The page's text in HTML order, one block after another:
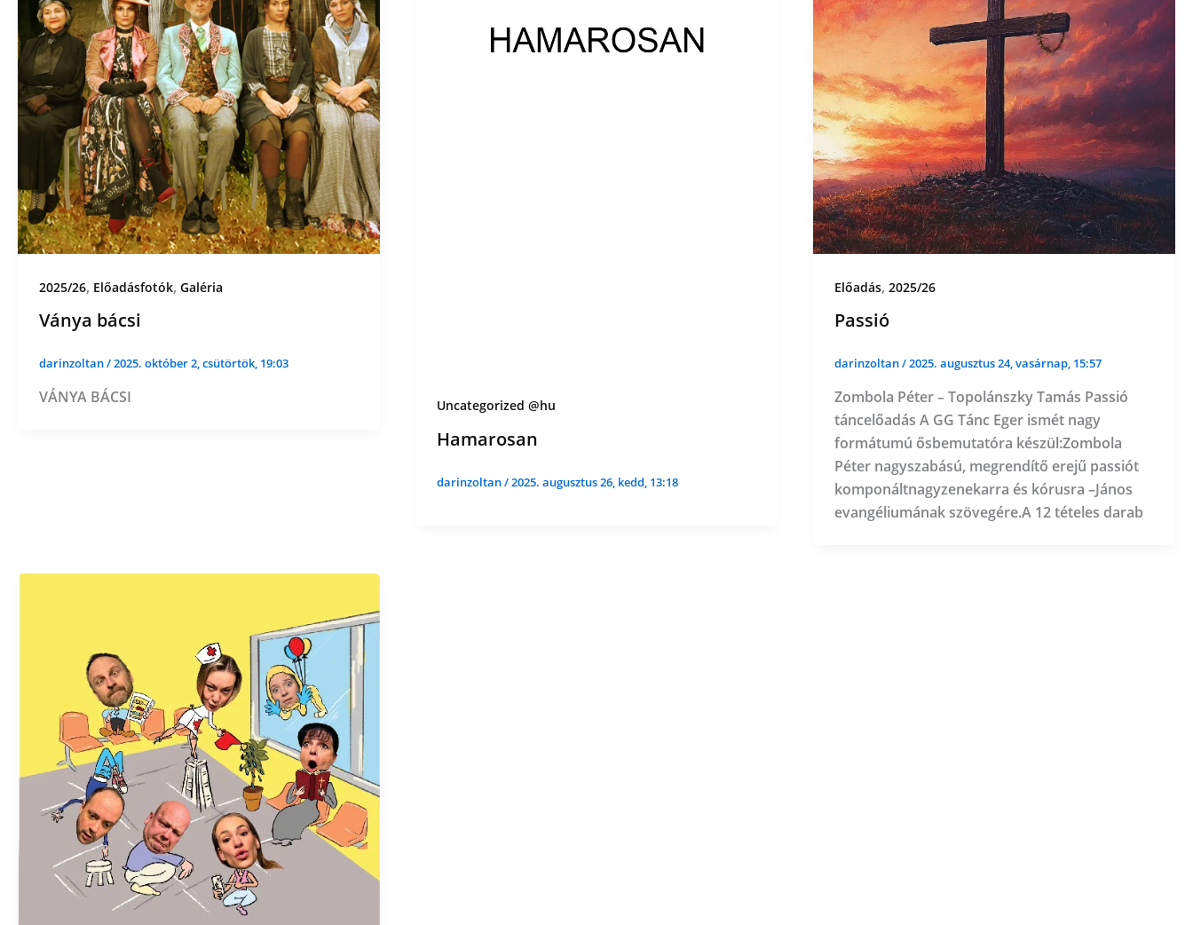
2025/26, Előadásfotók, Galéria
Ványa bácsi
darinzoltan/2025. október 2, csütörtök, 19:03
VÁNYA BÁCSI Uncategorized @hu
Hamarosan
darinzoltan/2025. augusztus 26, kedd, 13:18
Előadás, 2025/26
Passió
darinzoltan/2025. augusztus 24, vasárnap, 15:57
Zombola Péter – Topolánszky Tamás Passió
táncelőadás A GG Tánc Eger ismét nagy
formátumú ősbemutatóra készül:Zombola
Péter nagyszabású, megrendítő erejű passiót
komponáltnagyzenekarra és kórusra –János
evangéliumának szövegére.A 12 tételes darab